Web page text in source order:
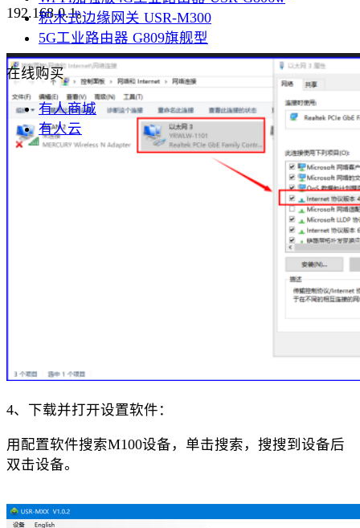
积木式边缘网关 USR-M300
5G工业路由器 G809旗舰型
在线购买
有人商城
有人云
192.168.0.1。
4、下载并打开设置软件：
用配置软件搜索M100设备，单击搜索，搜搜到设备后
双击设备。